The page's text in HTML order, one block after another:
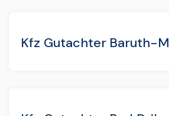
Kfz Gutachter Baruth-